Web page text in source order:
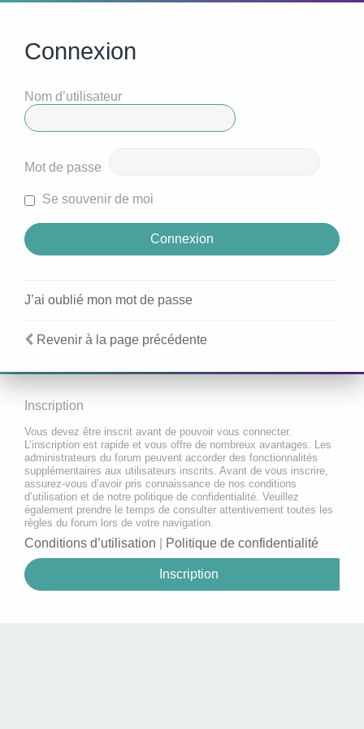
Connexion
Nom d’utilisateur
Mot de passe
Se souvenir de moi
J’ai oublié mon mot de passe
Revenir à la page précédente
Inscription
Vous devez être inscrit avant de pouvoir vous connecter.
L’inscription est rapide et vous offre de nombreux avantages. Les
administrateurs du forum peuvent accorder des fonctionnalités
supplémentaires aux utilisateurs inscrits. Avant de vous inscrire,
assurez-vous d’avoir pris connaissance de nos conditions
d’utilisation et de notre politique de confidentialité. Veuillez
également prendre le temps de consulter attentivement toutes les
règles du forum lors de votre navigation.
Conditions d’utilisation Politique de confidentialité
Inscription